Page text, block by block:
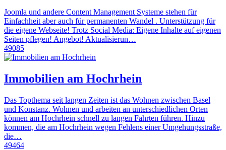
Joomla und andere Content Management Systeme stehen für
Einfachheit aber auch für permanenten Wandel . Unterstützung für
die eigene Webseite! Trotz Social Media: Eigene Inhalte auf eigenen
Seiten pflegen! Angebot! Aktualisierun…
49085
Immobilien am Hochrhein
Das Topthema seit langen Zeiten ist das Wohnen zwischen Basel
und Konstanz. Wohnen und arbeiten an unterschiedlichen Orten
können am Hochrhein schnell zu langen Fahrten führen. Hinzu
kommen, die am Hochrhein wegen Fehlens einer Umgehungsstraße,
die…
49464